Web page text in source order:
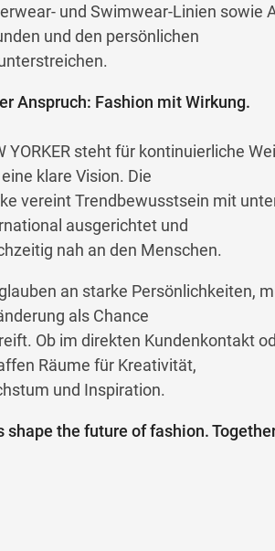
und Swimwear-Linien sowie
und den persönlichen
Anspruch: Fashion mit Wirkung.
YORKER steht für kontinuierliche
klare Vision. Die
vereint Trendbewusstsein mit
ausgerichtet und
nah an den Menschen.
an starke Persönlichkeiten,
als Chance
Ob im direkten Kundenkontakt
Räume für Kreativität,
und Inspiration.
shape the future of fashion.